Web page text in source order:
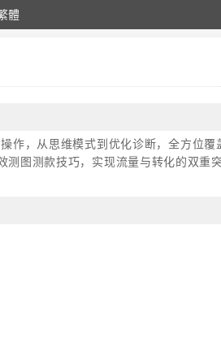
體
作，从思维模式到优化诊断，全方位覆
图测款技巧，实现流量与转化的双重突